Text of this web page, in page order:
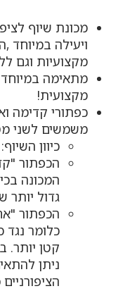
מכונת שיוף
ויעילה במיוחד
מקצועיות וגם
מתאימה במיוחד
מקצועית!
כפתורי קדימה
משמשים לשני
כיוון השיוף:
הכפתור
המכונה
גדול יותר
הכפתור
כלומר נגד
קטן יותר.
ניתן